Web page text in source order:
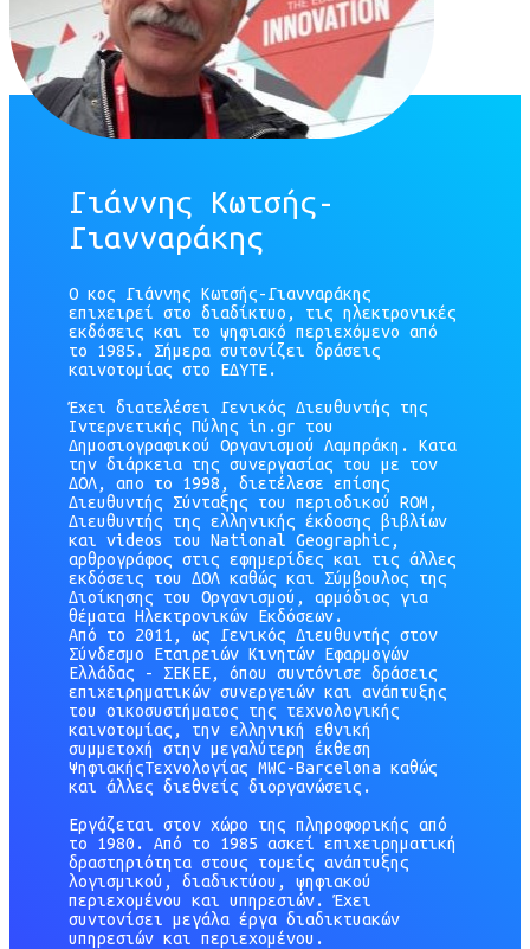
Γιάννης Κωτσής-
Γιανναράκης
Ο κος Γιάννης Κωτσής-Γιανναράκης
επιχειρεί στο διαδίκτυο, τις ηλεκτρονικές
εκδόσεις και το ψηφιακό περιεχόμενο από
το 1985. Σήμερα συτονίζει δράσεις
καινοτομίας στο ΕΔΥΤΕ.
Έχει διατελέσει Γενικός Διευθυντής της
Ιντερνετικής Πύλης in.gr του
Δημοσιογραφικού Οργανισμού Λαμπράκη. Κατα
την διάρκεια της συνεργασίας του με τον
ΔΟΛ, απο το 1998, διετέλεσε επίσης
Διευθυντής Σύνταξης του περιοδικού ROM,
Διευθυντής της ελληνικής έκδοσης βιβλίων
και videos του National Geographic,
αρθρογράφος στις εφηµερίδες και τις άλλες
εκδόσεις του ΔΟΛ καθώς και Σύμβουλος της
Διοίκησης του Οργανισμού, αρμόδιος για
θέματα Ηλεκτρονικών Εκδόσεων.
Από το 2011, ως Γενικός Διευθυντής στον
Σύνδεσμο Εταιρειών Κινητών Εφαρμογών
Ελλάδας - ΣΕΚΕΕ, όπου συντόνισε δράσεις
επιχειρηματικών συνεργειών και ανάπτυξης
του οικοσυστήματος της τεχνολογικής
καινοτομίας, την ελληνική εθνική
συμμετοχή στην μεγαλύτερη έκθεση
ΨηφιακήςΤεχνολογίας MWC-Barcelona καθώς
και άλλες διεθνείς διοργανώσεις.
Εργάζεται στον χώρο της πληροφορικής από
το 1980. Από το 1985 ασκεί επιχειρηματική
δραστηριότητα στους τομείς ανάπτυξης
λογισμικού, διαδικτύου, ψηφιακού
περιεχομένου και υπηρεσιών. Έχει
συντονίσει μεγάλα έργα διαδικτυακών
υπηρεσιών και περιεχομένου.